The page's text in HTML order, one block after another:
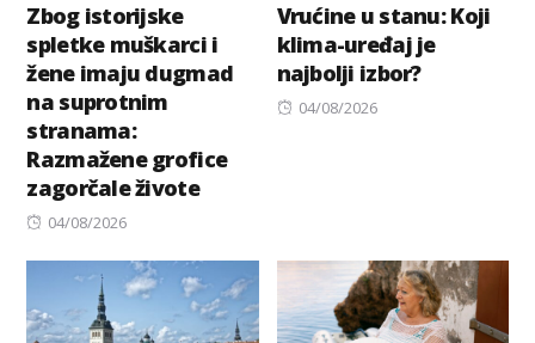
Zbog istorijske
spletke muškarci i
žene imaju dugmad
na suprotnim
stranama:
Razmažene grofice
zagorčale živote
Posted
04/08/2026
Vrućine u stanu: Koji
klima-uređaj je
najbolji izbor?
Posted
04/08/2026